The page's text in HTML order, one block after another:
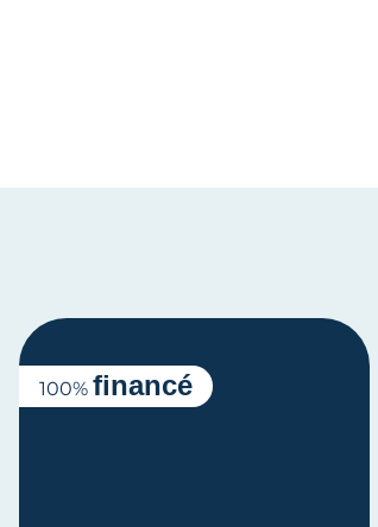
100% financé